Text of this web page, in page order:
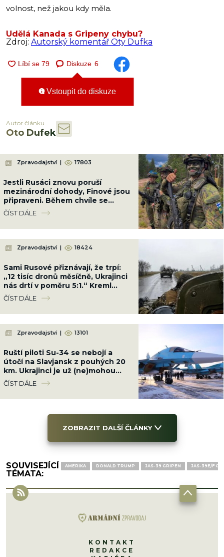
volnost, než jakou kdy měla.
Udělá Kanada s Gripeny chybu?
Zdroj: Autorský komentář Oty Dufka
Diskuze 6
Vstoupit do diskuze
Autor článku
Oto Dufek
Zpravodajství | 17803
Jestli Rusáci znovu poruší
mezinárodní dohody, Finové jsou
připraveni. Během chvíle se
všichni schovají pod zem
ČÍST DÁLE
Zpravodajství | 18424
Sami Rusové přiznávají, že trpí:
„12 tisíc dronů měsíčně, Ukrajinci
nás drtí v poměru 5:1.“ Kreml
nemá odpověď
ČÍST DÁLE
Zpravodajství | 13101
Ruští piloti Su-34 se nebojí a
útočí na Slavjansk z pouhých 20
km. Ukrajinci je už (ne)mohou
kdykoli sestřelit
ČÍST DÁLE
ZOBRAZIT DALŠÍ ČLÁNKY
SOUVISEJÍCÍ
TÉMATA:
AMERIKA DONALD TRUMP JAS-39 GRIPEN JAS-39E/F
KONTAKT
REDAKCE